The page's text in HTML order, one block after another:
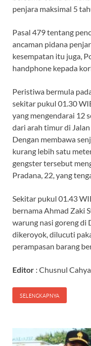
penjara maksimal 5
Pasal 479 tentang
ancaman pidana
kesempatan itu juga,
handphone kepada
Peristiwa bermula
sekitar pukul 01.30
yang mengendarai 12
dari arah timur di
Dengan membawa
kurang lebih satu
gengster tersebut
Pradana, 22, yang
Sekitar pukul 01.43
bernama Ahmad Zaki
warung nasi goreng di
dikeroyok, dilucuti
perampasan barang
Editor : Chusnul
SELENGKAPNYA